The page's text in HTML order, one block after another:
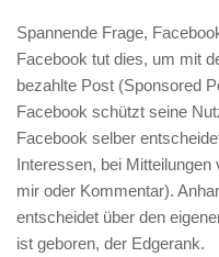
Spannende Frage,
Facebook tut dies, um mit
bezahlte Post (Sponsored
Facebook schützt seine
Facebook selber
Interessen, bei
mir oder Kommentar).
entscheidet über den
ist geboren, der Edgerank.